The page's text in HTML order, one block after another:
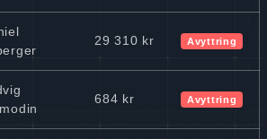
29 310 kr Avyttring
684 kr Avyttring